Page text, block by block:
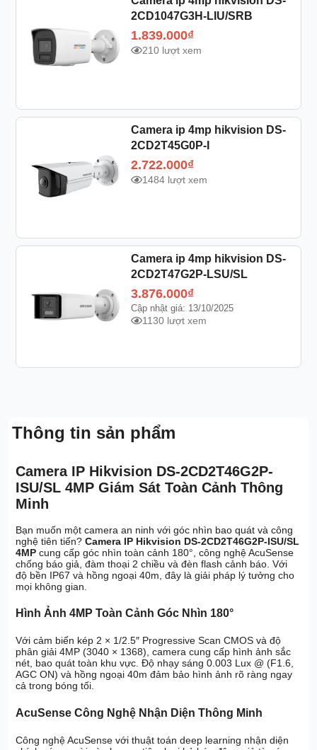
Thông tin sản phẩm
Camera IP Hikvision DS-2CD2T46G2P-
ISU/SL 4MP Giám Sát Toàn Cảnh Thông
Minh
Bạn muốn một camera an ninh với góc nhìn bao quát và công
nghệ tiên tiến?Camera IP Hikvision DS-2CD2T46G2P-ISU/SL
4MP cung cấp góc nhìn toàn cảnh 180°, công nghệ AcuSense
chống báo giả, đàm thoại 2 chiều và đèn flash cảnh báo. Với
độ bền IP67 và hồng ngoại 40m, đây là giải pháp lý tưởng cho
mọi không gian.
Hình Ảnh 4MP Toàn Cảnh Góc Nhìn 180°
Với cảm biến kép 2 × 1/2.5″ Progressive Scan CMOS và độ
phân giải 4MP (3040 × 1368), camera cung cấp hình ảnh sắc
nét, bao quát toàn khu vực. Độ nhạy sáng 0.003 Lux @ (F1.6,
AGC ON) và hồng ngoại 40m đảm bảo hình ảnh rõ ràng ngay
cả trong bóng tối.
AcuSense Công Nghệ Nhận Diện Thông Minh
Công nghệ AcuSense với thuật toán deep learning nhận diện
2CD1047G3H-LIU/SRB
1.839.000₫
210 lượt xem
Camera ip 4mp hikvision DS-
2CD2T45G0P-I
2.722.000₫
1484 lượt xem
Camera ip 4mp hikvision DS-
2CD2T47G2P-LSU/SL
3.876.000₫
Cập nhật giá: 13/10/2025
1130 lượt xem